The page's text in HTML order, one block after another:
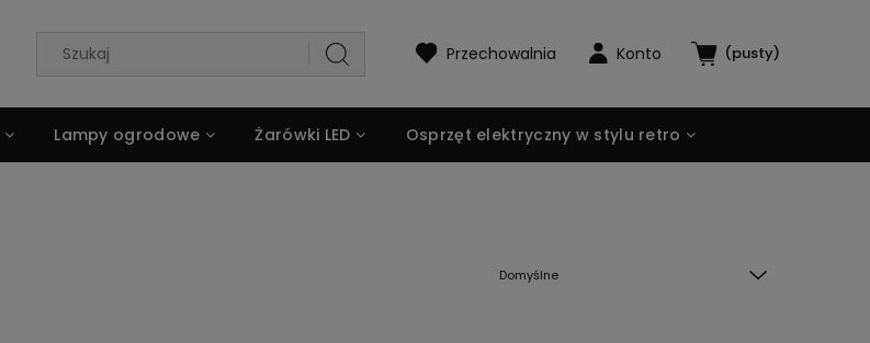
(pusty)
Przechowalnia Konto
Lampy ogrodowe Żarówki LED Osprzęt elektryczny w stylu retro